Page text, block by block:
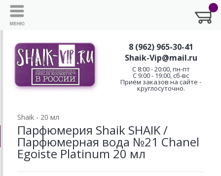
8 (962) 965-30-41
Shaik-Vip@mail.ru
C 8:00 - 20:00, пн-пт
С 9:00 - 19:00, сб-вс
Приём заказов на сайте -
круглосуточно.
Shaik - 20 мл
Парфюмерия Shaik SHAIK /
Парфюмерная вода №21 Chanel
Egoiste Platinum 20 мл